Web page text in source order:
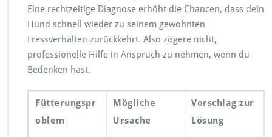
Eine rechtzeitige Diagnose erhöht die Chancen, dass dein
Hund schnell wieder zu seinem gewohnten
Fressverhalten zurückkehrt. Also zögere nicht,
professionelle Hilfe in Anspruch zu nehmen, wenn du
Bedenken hast.
Fütterungspr
oblem
Mögliche
Ursache
Vorschlag zur
Lösung